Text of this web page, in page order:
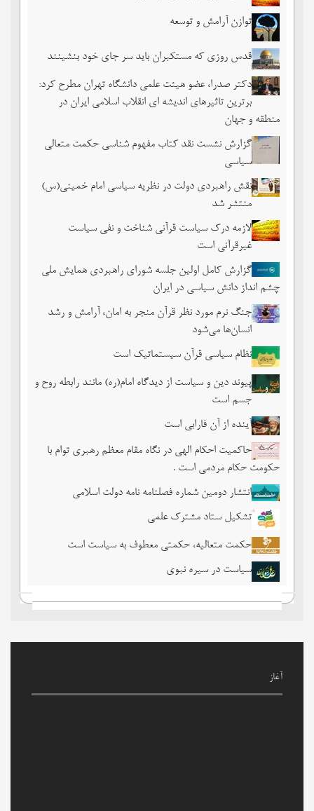
توازن آرامش و توسعه
قدس روزی که مستکبران باید سر جای خود بنشینند
دکتر صدرا، عضو هیئت علمی دانشگاه تهران مطرح کرد:
برترین تاثیرهای اندیشه ای انقلاب اسلامی ایران در
منطقه و جهان
گزارش نشست نقد کتاب مفهوم شناسی حکمت متعالی
سیاسی
نقش راهبردی دولت در نظریه سیاسی امام خمینی(س)
منتشر شد
لازمه درک سیاست قرآنی شناخت و نفی سیاست
غیرقرآنی است
گزارش کامل اولین جلسه شورای راهبردی همایش ملی
چشم ‏انداز دانش سیاسی در ایران
جنگ نرم مورد نظر قرآن منجر به امان، آرامش و رشد
انسان‌ها می‌‌شود
نظام سیاسی قرآن سیستماتیک است
پیوند دین و سیاست از دیدگاه امام(ره) مانند رابطه روح و
جسم است
آینده از آن فارابی است
حاکمیت احکام الهی در نگاه مقام معظم رهبری توام با
حکومت حکام مردمی است .
انتشار دومین شماره فصلنامه نامه دولت اسلامی
تشکیل ستاد مشترک علمی
حکمت متعالیه، حکمتی معطوف به سیاست است
سیاست در سیره نبوی
آغاز